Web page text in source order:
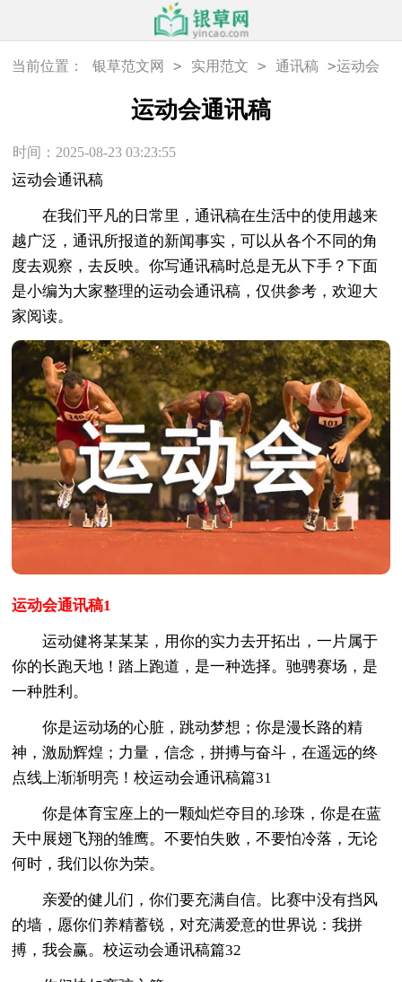
当前位置： 银草范文网 > 实用范文 > 通讯稿 >运动会
运动会通讯稿
时间：2025-08-23 03:23:55
运动会通讯稿
在我们平凡的日常里，通讯稿在生活中的使用越来
越广泛，通讯所报道的新闻事实，可以从各个不同的角
度去观察，去反映。你写通讯稿时总是无从下手？下面
是小编为大家整理的运动会通讯稿，仅供参考，欢迎大
家阅读。
运动会通讯稿1
运动健将某某某，用你的实力去开拓出，一片属于
你的长跑天地！踏上跑道，是一种选择。驰骋赛场，是
一种胜利。
你是运动场的心脏，跳动梦想；你是漫长路的精
神，激励辉煌；力量，信念，拼搏与奋斗，在遥远的终
点线上渐渐明亮！校运动会通讯稿篇31
你是体育宝座上的一颗灿烂夺目的.珍珠，你是在蓝
天中展翅飞翔的雏鹰。不要怕失败，不要怕冷落，无论
何时，我们以你为荣。
亲爱的健儿们，你们要充满自信。比赛中没有挡风
的墙，愿你们养精蓄锐，对充满爱意的世界说：我拼
搏，我会赢。校运动会通讯稿篇32